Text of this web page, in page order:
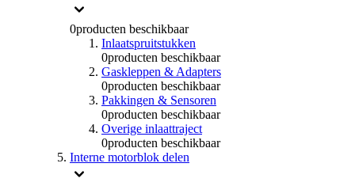
0producten beschikbaar
Inlaatspruitstukken
0producten beschikbaar
Gaskleppen & Adapters
0producten beschikbaar
Pakkingen & Sensoren
0producten beschikbaar
Overige inlaattraject
0producten beschikbaar
Interne motorblok delen